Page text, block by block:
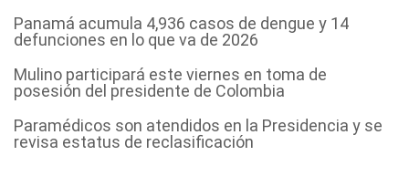
Panamá acumula 4,936 casos de dengue y 14
defunciones en lo que va de 2026
Mulino participará este viernes en toma de
posesión del presidente de Colombia
Paramédicos son atendidos en la Presidencia y se
revisa estatus de reclasificación